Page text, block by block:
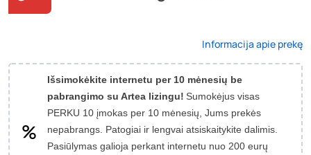
Informacija apie prekę
Išsimokėkite internetu per 10 mėnesių be
pabrangimo su Artea lizingu! Sumokėjus visas
PERKU 10 įmokas per 10 mėnesių, Jums prekės
nepabrangs. Patogiai ir lengvai atsiskaitykite dalimis.
Pasiūlymas galioja perkant internetu nuo 200 eurų